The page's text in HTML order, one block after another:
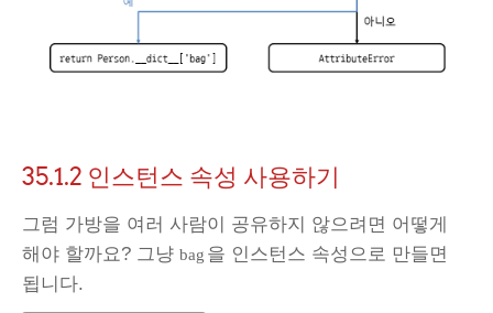
35.1.2 인스턴스 속성 사용하기
그럼 가방을 여러 사람이 공유하지 않으려면 어떻게
해야 할까요? 그냥 bag 을 인스턴스 속성으로 만들면
됩니다.